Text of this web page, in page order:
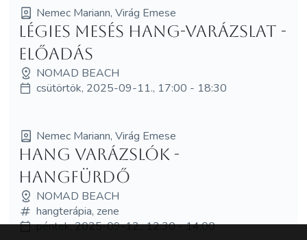
Nemec Mariann, Virág Emese
Légies Mesés hang-varázslat -
ELŐADÁS
NOMAD BEACH
csütörtök, 2025-09-11., 17:00 - 18:30
Nemec Mariann, Virág Emese
Hang Varázslók -
HANGFÜRDŐ
NOMAD BEACH
hangterápia, zene
péntek, 2025-09-12., 12:30 - 14:00